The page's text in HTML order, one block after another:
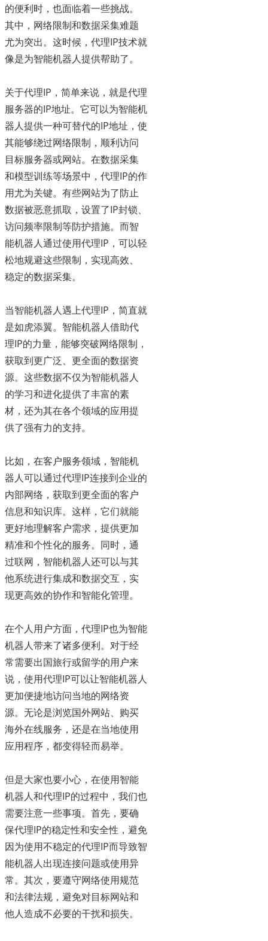
的便利时，也面临着一些挑战。
其中，网络限制和数据采集难题
尤为突出。这时候，代理IP技术就
像是为智能机器人提供帮助了。
关于代理IP，简单来说，就是代理
服务器的IP地址。它可以为智能机
器人提供一种可替代的IP地址，使
其能够绕过网络限制，顺利访问
目标服务器或网站。在数据采集
和模型训练等场景中，代理IP的作
用尤为关键。有些网站为了防止
数据被恶意抓取，设置了IP封锁、
访问频率限制等防护措施。而智
能机器人通过使用代理IP，可以轻
松地规避这些限制，实现高效、
稳定的数据采集。
当智能机器人遇上代理IP，简直就
是如虎添翼。智能机器人借助代
理IP的力量，能够突破网络限制，
获取到更广泛、更全面的数据资
源。这些数据不仅为智能机器人
的学习和进化提供了丰富的素
材，还为其在各个领域的应用提
供了强有力的支持。
比如，在客户服务领域，智能机
器人可以通过代理IP连接到企业的
内部网络，获取到更全面的客户
信息和知识库。这样，它们就能
更好地理解客户需求，提供更加
精准和个性化的服务。同时，通
过联网，智能机器人还可以与其
他系统进行集成和数据交互，实
现更高效的协作和智能化管理。
在个人用户方面，代理IP也为智能
机器人带来了诸多便利。对于经
常需要出国旅行或留学的用户来
说，使用代理IP可以让智能机器人
更加便捷地访问当地的网络资
源。无论是浏览国外网站、购买
海外在线服务，还是在当地使用
应用程序，都变得轻而易举。
但是大家也要小心，在使用智能
机器人和代理IP的过程中，我们也
需要注意一些事项。首先，要确
保代理IP的稳定性和安全性，避免
因为使用不稳定的代理IP而导致智
能机器人出现连接问题或使用异
常。其次，要遵守网络使用规范
和法律法规，避免对目标网站和
他人造成不必要的干扰和损失。